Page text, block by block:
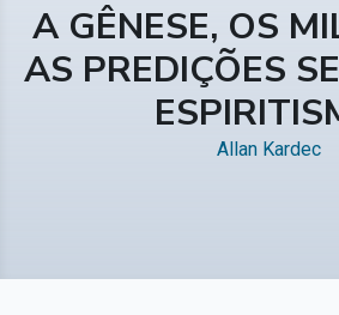
A GÊNESE, OS
AS PREDIÇÕES
Allan Kardec